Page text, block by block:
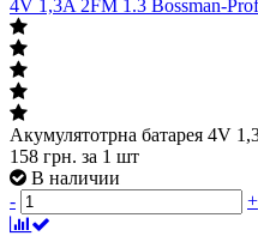
4V 1,3A 2FM 1.3 Bossman-
Акумулятотрна батарея 4V
158 грн. за 1 шт
В наличии
-
+